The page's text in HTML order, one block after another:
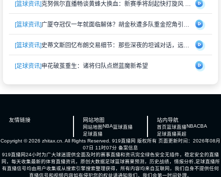
[篮球资讯] 克努佩尔直播畅谈黄蜂大换血：新赛季将刮起快打旋风 射手群蓄势待发
[篮球资讯] 广厦夺冠仅一年就面临解体？胡金秋遭多队重金挖角引猜测
[篮球资讯] 史蒂文斯回忆布朗交易细节：那些深夜的坦诚对话，远比想象中复杂
[足球资讯]申花破茧重生：诸将归队点燃蓝魔新希望
友情链接 网站地图
网站地图 NBA篮球直播
足球直播
站内导航
首页篮球直播NBACBA
足球直播英超
Copyright © 2026 zhitax.cn. All Rights Reserved. 919直播网 版权所有 页面更新时间：2026年08月
07日 11时07分 备案信息
919直播网24小时为广大球迷提供全面及时的赛事直播和资讯完全绿色安全无插件，稳定安全的直播
网，每天收集最新的体育直播资讯，原创大数据足球篮球赛果预测，历史战绩，情报分析,足球直播所
有直播信号均由用户收集或从搜索引擎搜索整理获得，所有内容均来自互联网，我们自身不提供任何
直播信号和视频内容如有侵犯您的权益请通知我们，我们会第一时间处理。